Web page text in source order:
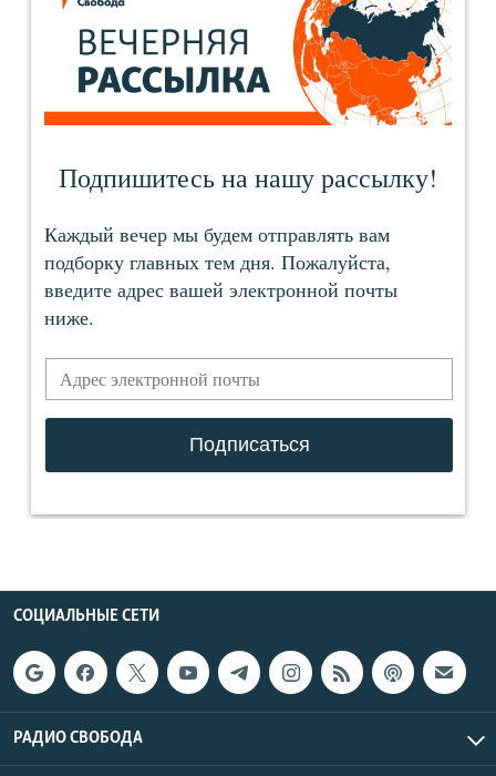
СОЦИАЛЬНЫЕ СЕТИ
РАДИО СВОБОДА